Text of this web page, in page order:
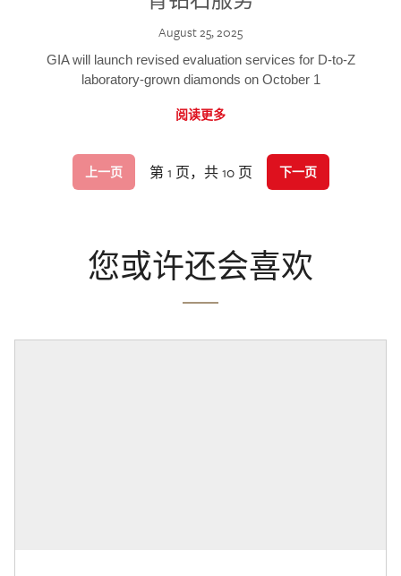
August 25, 2025
GIA will launch revised evaluation services for D-to-Z
laboratory-grown diamonds on October 1
阅读更多
上一页 第 1 页，共 10 页 下一页
您或许还会喜欢